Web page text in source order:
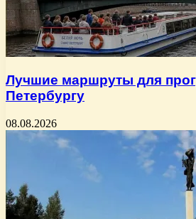
Лучшие маршруты для
Петербургу
08.08.2026